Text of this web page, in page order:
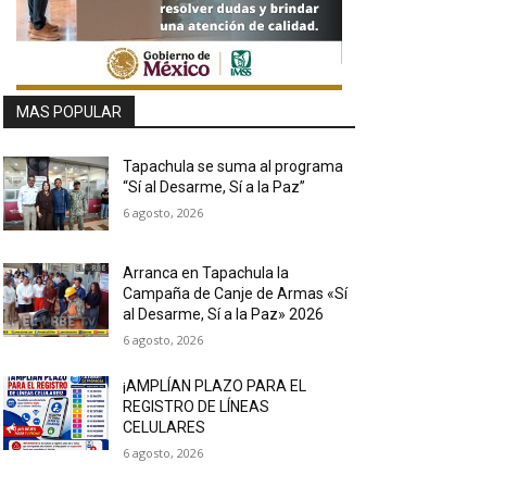
MAS POPULAR
Tapachula se suma al programa
“Sí al Desarme, Sí a la Paz”
6 agosto, 2026
Arranca en Tapachula la
Campaña de Canje de Armas «Sí
al Desarme, Sí a la Paz» 2026
6 agosto, 2026
¡AMPLÍAN PLAZO PARA EL
REGISTRO DE LÍNEAS
CELULARES
6 agosto, 2026